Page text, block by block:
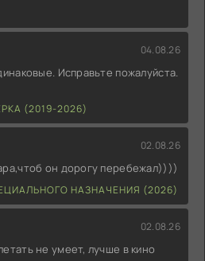
04.08.26
Исправьте пожалуйста.
(2019-2026)
02.08.26
он дорогу перебежал))))
НАЗНАЧЕНИЯ (2026)
02.08.26
не умеет, лучше в кино